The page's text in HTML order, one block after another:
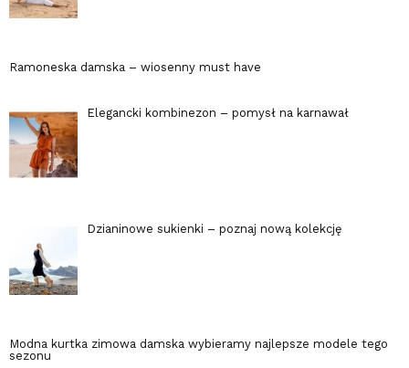
Ramoneska damska – wiosenny must have
Elegancki kombinezon – pomysł na karnawał
Dzianinowe sukienki – poznaj nową kolekcję
Modna kurtka zimowa damska wybieramy najlepsze modele tego
sezonu